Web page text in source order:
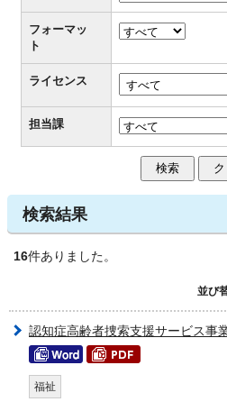
フォーマッ
ト
ライセンス
担当課
検索結果
16件ありました。
並び
認知症高齢者捜索支援サービス事
福祉